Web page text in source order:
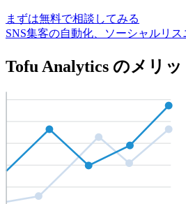
まずは無料で相談してみる
SNS集客の自動化、ソーシャルリ
Tofu Analytics のメリッ